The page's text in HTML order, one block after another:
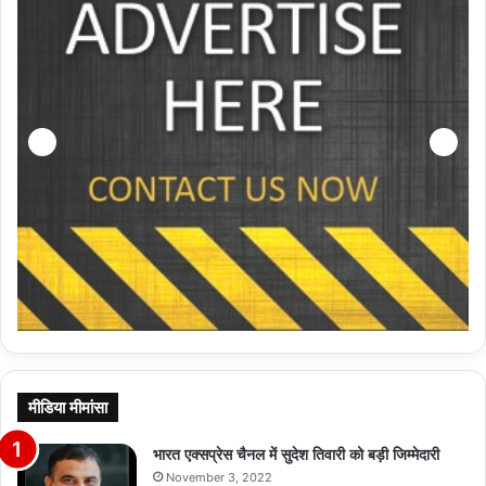
मीडिया मीमांसा
भारत एक्सप्रेस चैनल में सुदेश तिवारी को बड़ी जिम्मेदारी
November 3, 2022